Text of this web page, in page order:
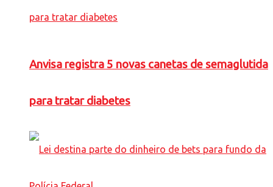
Anvisa registra 5 novas canetas de semaglutida
para tratar diabetes